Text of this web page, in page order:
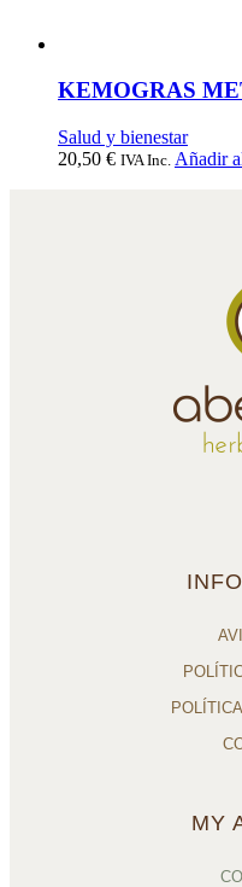
KEMOGRAS
Salud y bienestar
20,50 € IVA Inc. Añadir
MY